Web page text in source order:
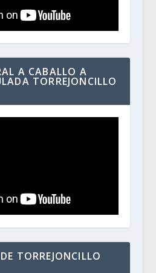
A CABALLO A
TORREJONCILLO
TORREJONCILLO